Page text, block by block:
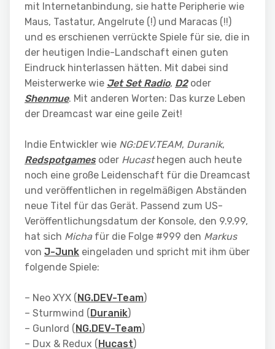
mit Internetanbindung, sie hatte Peripherie wie
Maus, Tastatur, Angelrute (!) und Maracas (!!)
und es erschienen verrückte Spiele für sie, die in
der heutigen Indie-Landschaft einen guten
Eindruck hinterlassen hätten. Mit dabei sind
Meisterwerke wie Jet Set Radio, D2oder
Shenmue. Mit anderen Worten: Das kurze Leben
der Dreamcast war eine geile Zeit!
Indie Entwickler wie NG:DEV.TEAM, Duranik,
Redspotgamesoder Hucasthegen auch heute
noch eine große Leidenschaft für die Dreamcast
und veröffentlichen in regelmäßigen Abständen
neue Titel für das Gerät. Passend zum US-
Veröffentlichungsdatum der Konsole, den 9.9.99,
hat sich Michafür die Folge #999 den Markus
von J-Junk eingeladen und spricht mit ihm über
folgende Spiele:
– Neo XYX ( NG.DEV-Team)
– Sturmwind ( Duranik)
– Gunlord ( NG.DEV-Team)
– Dux & Redux ( Hucast)